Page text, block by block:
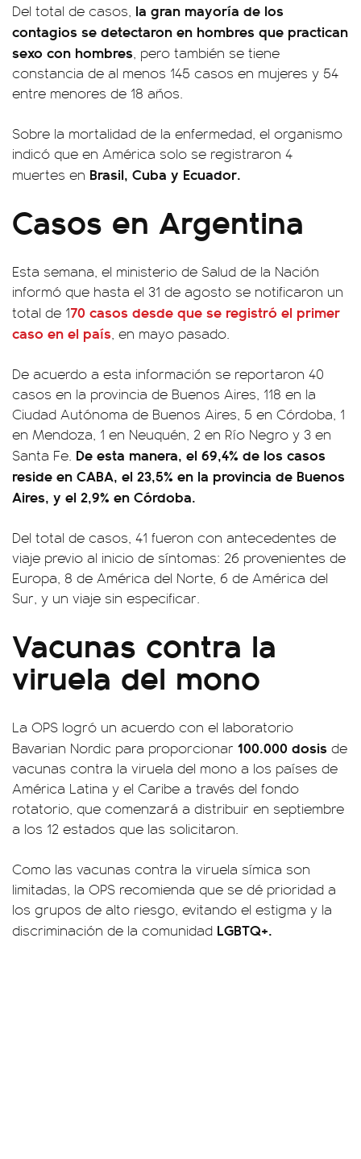
Del total de casos, la gran mayoría de los
contagios se detectaron en hombres que practican
sexo con hombres, pero también se tiene
constancia de al menos 145 casos en mujeres y 54
entre menores de 18 años.
Sobre la mortalidad de la enfermedad, el organismo
indicó que en América solo se registraron 4
muertes en Brasil, Cuba y Ecuador.
Casos en Argentina
Esta semana, el ministerio de Salud de la Nación
informó que hasta el 31 de agosto se notificaron un
total de 170 casos desde que se registró el primer
caso en el país, en mayo pasado.
De acuerdo a esta información se reportaron 40
casos en la provincia de Buenos Aires, 118 en la
Ciudad Autónoma de Buenos Aires, 5 en Córdoba, 1
en Mendoza, 1 en Neuquén, 2 en Río Negro y 3 en
Santa Fe. De esta manera, el 69,4% de los casos
reside en CABA, el 23,5% en la provincia de Buenos
Aires, y el 2,9% en Córdoba.
Del total de casos, 41 fueron con antecedentes de
viaje previo al inicio de síntomas: 26 provenientes de
Europa, 8 de América del Norte, 6 de América del
Sur, y un viaje sin especificar.
Vacunas contra la
viruela del mono
La OPS logró un acuerdo con el laboratorio
Bavarian Nordic para proporcionar 100.000 dosis de
vacunas contra la viruela del mono a los países de
América Latina y el Caribe a través del fondo
rotatorio, que comenzará a distribuir en septiembre
a los 12 estados que las solicitaron.
Como las vacunas contra la viruela símica son
limitadas, la OPS recomienda que se dé prioridad a
los grupos de alto riesgo, evitando el estigma y la
discriminación de la comunidad LGBTQ+.